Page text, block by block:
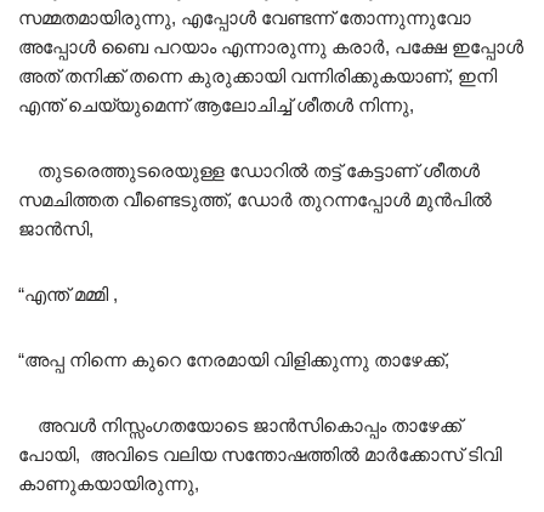
സമ്മതമായിരുന്നു, എപ്പോൾ വേണ്ടന്ന് തോന്നുന്നുവോ
അപ്പോൾ ബൈ പറയാം എന്നാരുന്നു കരാർ, പക്ഷേ ഇപ്പോൾ
അത് തനിക്ക് തന്നെ കുരുക്കായി വന്നിരിക്കുകയാണ്, ഇനി
എന്ത് ചെയ്യുമെന്ന് ആലോചിച്ച് ശീതൾ നിന്നു,
തുടരെത്തുടരെയുള്ള ഡോറിൽ തട്ട് കേട്ടാണ് ശീതൾ
സമചിത്തത വീണ്ടെടുത്ത്, ഡോർ തുറന്നപ്പോൾ മുൻപിൽ
ജാൻസി,
“എന്ത് മമ്മി ,
“അപ്പ നിന്നെ കുറെ നേരമായി വിളിക്കുന്നു താഴേക്ക്,
അവൾ നിസ്സംഗതയോടെ ജാൻസികൊപ്പം താഴേക്ക്
പോയി, അവിടെ വലിയ സന്തോഷത്തിൽ മാർക്കോസ് ടിവി
കാണുകയായിരുന്നു,